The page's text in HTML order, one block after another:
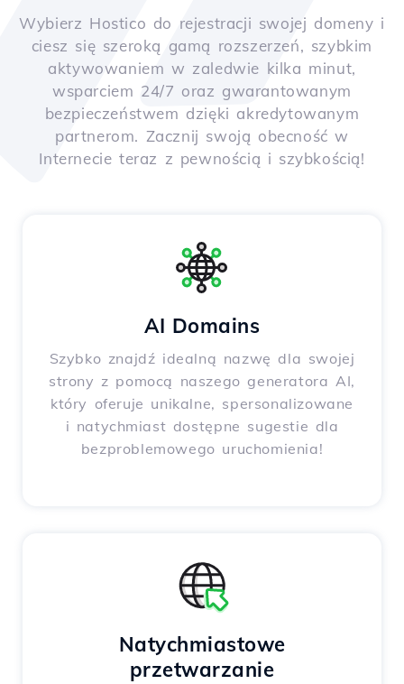
Wybierz Hostico do rejestracji swojej domeny i
ciesz się szeroką gamą rozszerzeń, szybkim
aktywowaniem w zaledwie kilka minut,
wsparciem 24/7 oraz gwarantowanym
bezpieczeństwem dzięki akredytowanym
partnerom. Zacznij swoją obecność w
Internecie teraz z pewnością i szybkością!
AI Domains
Szybko znajdź idealną nazwę dla swojej
strony z pomocą naszego generatora AI,
który oferuje unikalne, spersonalizowane
i natychmiast dostępne sugestie dla
bezproblemowego uruchomienia!
Natychmiastowe
przetwarzanie